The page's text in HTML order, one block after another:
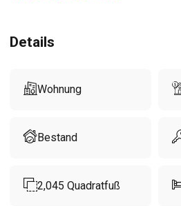
Details
Wohnung
Bestand
2,045 Quadratfuß